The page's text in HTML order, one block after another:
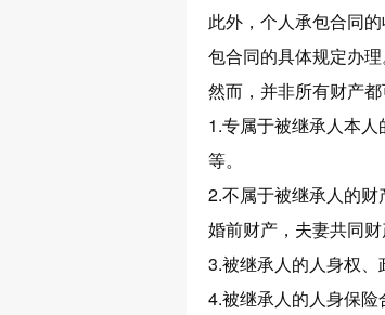
此外，个人承包合同
包合同的具体规定办理
然而，并非所有财产
1.专属于被继承人本
等。
2.不属于被继承人的财
婚前财产，夫妻共同财
3.被继承人的人身权、
4.被继承人的人身保险